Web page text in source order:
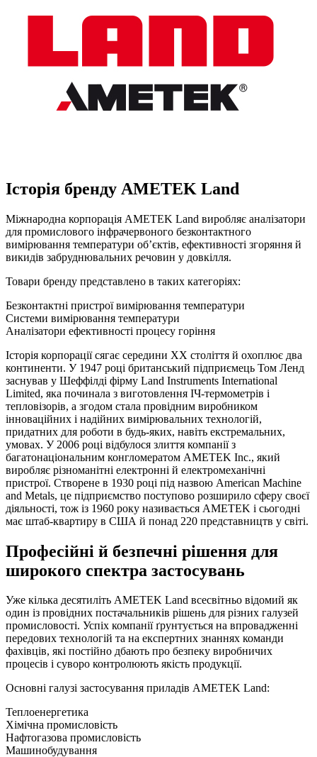
Історія бренду AMETEK Land
Міжнародна корпорація AMETEK Land виробляє аналізатори
для промислового інфрачервоного безконтактного
вимірювання температури об’єктів, ефективності згоряння й
викидів забруднювальних речовин у довкілля.
Товари бренду представлено в таких категоріях:
Безконтактні пристрої вимірювання температури
Системи вимірювання температури
Аналізатори ефективності процесу горіння
Історія корпорації сягає середини XX століття й охоплює два
континенти. У 1947 році британський підприємець Том Ленд
заснував у Шеффілді фірму Land Instruments International
Limited, яка починала з виготовлення ІЧ-термометрів і
тепловізорів, а згодом стала провідним виробником
інноваційних і надійних вимірювальних технологій,
придатних для роботи в будь-яких, навіть екстремальних,
умовах. У 2006 році відбулося злиття компанії з
багатонаціональним конгломератом AMETEK Inc., який
виробляє різноманітні електронні й електромеханічні
пристрої. Створене в 1930 році під назвою American Machine
and Metals, це підприємство поступово розширило сферу своєї
діяльності, тож із 1960 року називається AMETEK і сьогодні
має штаб-квартиру в США й понад 220 представництв у світі.
Професійні й безпечні рішення для
широкого спектра застосувань
Уже кілька десятиліть AMETEK Land всесвітньо відомий як
один із провідних постачальників рішень для різних галузей
промисловості. Успіх компанії ґрунтується на впровадженні
передових технологій та на експертних знаннях команди
фахівців, які постійно дбають про безпеку виробничих
процесів і суворо контролюють якість продукції.
Основні галузі застосування приладів AMETEK Land:
Теплоенергетика
Хімічна промисловість
Нафтогазова промисловість
Машинобудування